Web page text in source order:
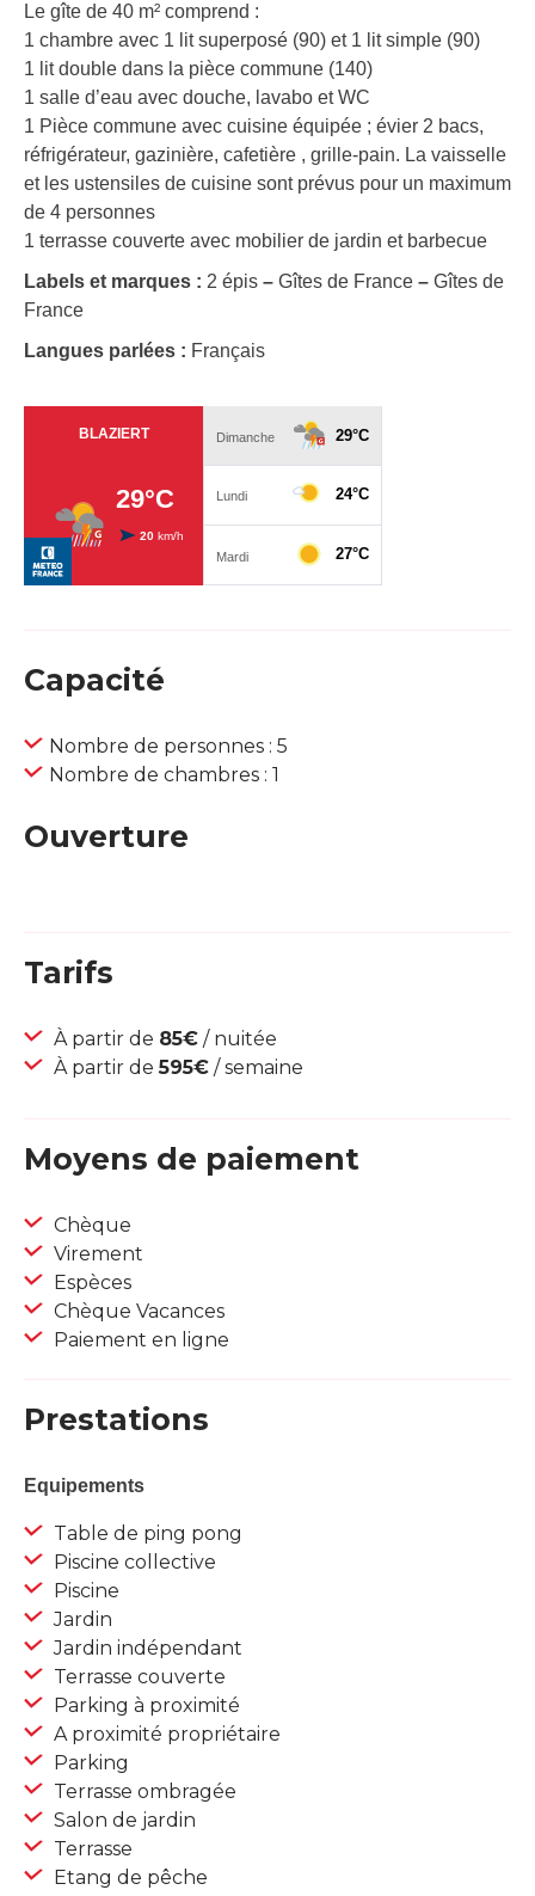
Le gîte de 40 m² comprend :
1 chambre avec 1 lit superposé (90) et 1 lit simple (90)
1 lit double dans la pièce commune (140)
1 salle d’eau avec douche, lavabo et WC
1 Pièce commune avec cuisine équipée ; évier 2 bacs,
réfrigérateur, gazinière, cafetière , grille-pain. La vaisselle
et les ustensiles de cuisine sont prévus pour un maximum
de 4 personnes
1 terrasse couverte avec mobilier de jardin et barbecue
Labels et marques : 2 épis – Gîtes de France – Gîtes de
France
Langues parlées : Français
Capacité
Nombre de personnes : 5
Nombre de chambres : 1
Ouverture
Tarifs
À partir de 85€ / nuitée
À partir de595€ / semaine
Moyens de paiement
Chèque
Virement
Espèces
Chèque Vacances
Paiement en ligne
Prestations
Equipements
Table de ping pong
Piscine collective
Piscine
Jardin
Jardin indépendant
Terrasse couverte
Parking à proximité
A proximité propriétaire
Parking
Terrasse ombragée
Salon de jardin
Terrasse
Etang de pêche